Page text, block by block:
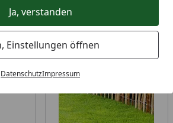
Ja, verstanden
Einstellungen öffnen
DatenschutzImpressum
-39%